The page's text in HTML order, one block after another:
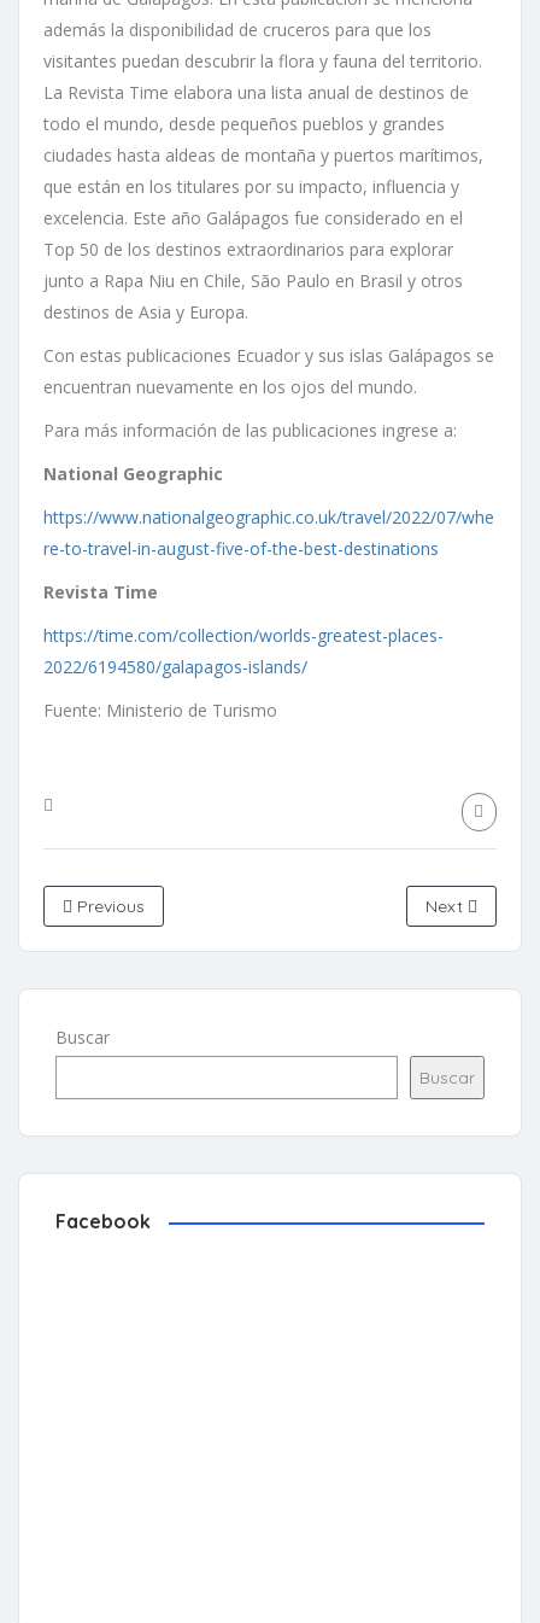
además la disponibilidad de cruceros para que los
visitantes puedan descubrir la flora y fauna del territorio.
La Revista Time elabora una lista anual de destinos de
todo el mundo, desde pequeños pueblos y grandes
ciudades hasta aldeas de montaña y puertos marítimos,
que están en los titulares por su impacto, influencia y
excelencia. Este año Galápagos fue considerado en el
Top 50 de los destinos extraordinarios para explorar
junto a Rapa Niu en Chile, São Paulo en Brasil y otros
destinos de Asia y Europa.
Con estas publicaciones Ecuador y sus islas Galápagos se
encuentran nuevamente en los ojos del mundo.
Para más información de las publicaciones ingrese a:
National Geographic
https://www.nationalgeographic.co.uk/travel/2022/07/whe
re-to-travel-in-august-five-of-the-best-destinations
Revista Time
https://time.com/collection/worlds-greatest-places-
2022/6194580/galapagos-islands/
Fuente: Ministerio de Turismo
Previous Next
Buscar
Buscar
Facebook